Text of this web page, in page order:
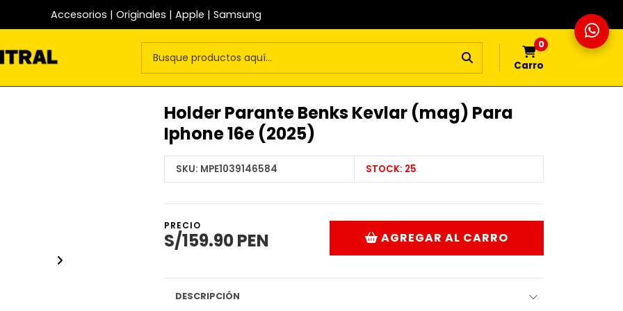
Accesorios | Originales | Apple | Samsung
0
Carro
Holder Parante Benks Kevlar (mag) Para
Iphone 16e (2025)
SKU: MPE1039146584 STOCK: 25
PRECIO
S/159.90 PEN AGREGAR AL CARRO
DESCRIPCIÓN